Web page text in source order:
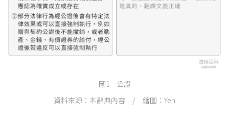
圖1 公證
資料來源：本辭典內容 / 繪圖：Yen